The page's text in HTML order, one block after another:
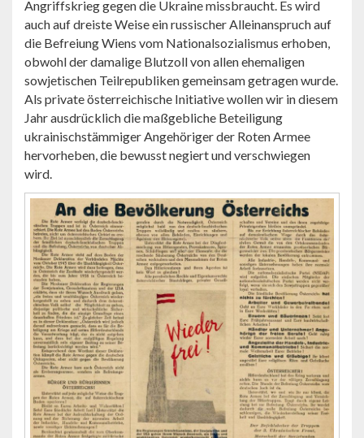
Angriffskrieg gegen die Ukraine missbraucht. Es wird
auch auf dreiste Weise ein russischer Alleinanspruch auf
die Befreiung Wiens vom Nationalsozialismus erhoben,
obwohl der damalige Blutzoll von allen ehemaligen
sowjetischen Teilrepubliken gemeinsam getragen wurde.
Als private österreichische Initiative wollen wir in diesem
Jahr ausdrücklich die maßgebliche Beteiligung
ukrainischstämmiger Angehöriger der Roten Armee
hervorheben, die bewusst negiert und verschwiegen
wird.